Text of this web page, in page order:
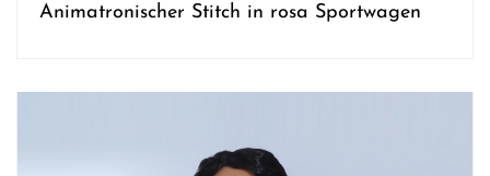
Animatronischer Stitch in rosa Sportwagen